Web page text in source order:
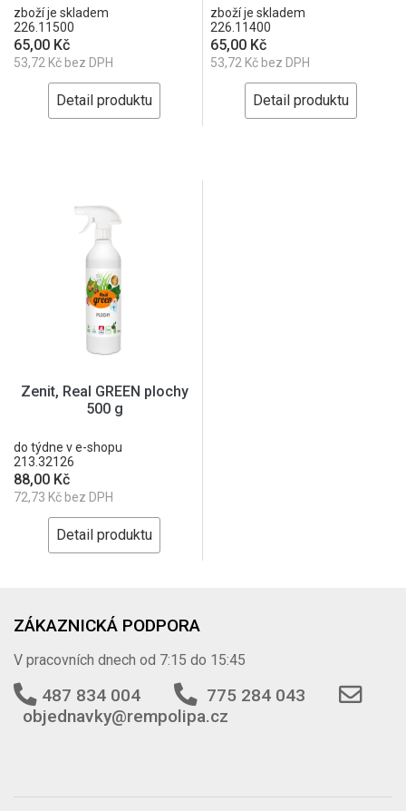
zboží je skladem
226.11500
65,00 Kč
53,72 Kč bez DPH
Detail produktu
zboží je skladem
226.11400
65,00 Kč
53,72 Kč bez DPH
Detail produktu
Zenit, Real GREEN plochy
500 g
do týdne v e-shopu
213.32126
88,00 Kč
72,73 Kč bez DPH
Detail produktu
ZÁKAZNICKÁ PODPORA
V pracovních dnech od 7:15 do 15:45
487 834 004
775 284 043
objednavky@rempolipa.cz